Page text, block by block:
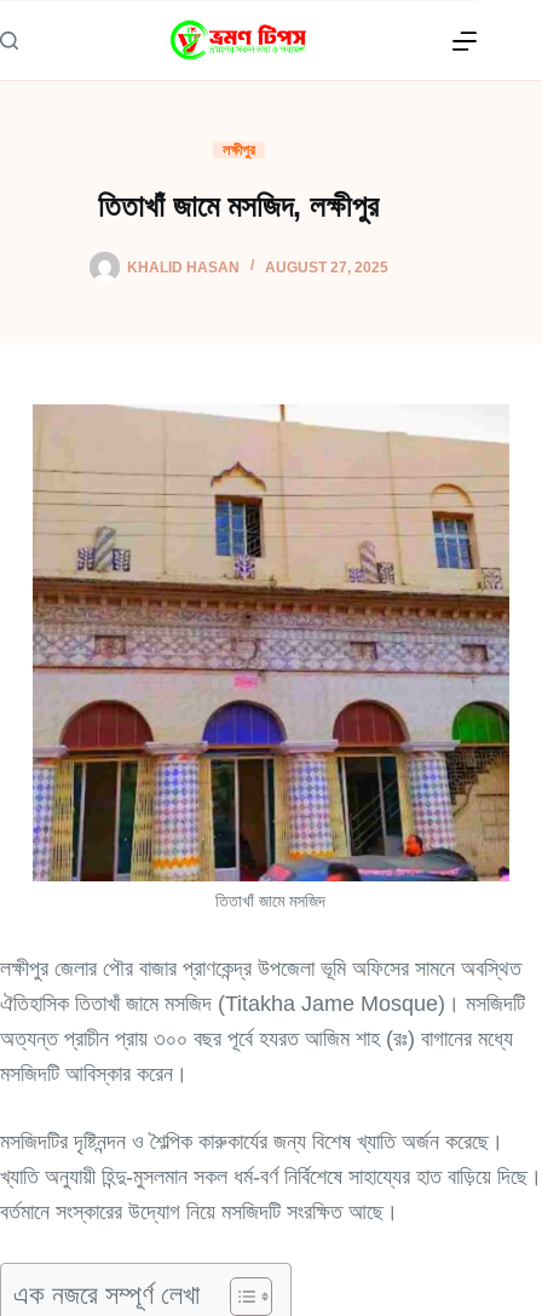
to
content
লক্ষীপুর
তিতাখাঁ জামে মসজিদ, লক্ষীপুর
KHALID HASAN AUGUST 27, 2025
তিতাখাঁ জামে মসজিদ
লক্ষীপুর জেলার পৌর বাজার প্রাণকেন্দ্র উপজেলা ভূমি অফিসের সামনে অবস্থিত
ঐতিহাসিক তিতাখাঁ জামে মসজিদ (Titakha Jame Mosque)। মসজিদটি
অত্যন্ত প্রাচীন প্রায় ৩০০ বছর পূর্বে হযরত আজিম শাহ (রঃ) বাগানের মধ্যে
মসজিদটি আবিস্কার করেন।
মসজিদটির দৃষ্টিনন্দন ও শৈল্পিক কারুকার্যের জন্য বিশেষ খ্যাতি অর্জন করেছে।
খ্যাতি অনুযায়ী হিন্দু-মুসলমান সকল ধর্ম-বর্ণ নির্বিশেষে সাহায্যের হাত বাড়িয়ে দিছে।
বর্তমানে সংস্কারের উদ্যোগ নিয়ে মসজিদটি সংরক্ষিত আছে।
এক নজরে সম্পূর্ণ লেখা